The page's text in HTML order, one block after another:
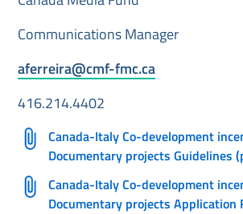
Communications Manager
aferreira@cmf-fmc.ca
416.214.4402
Canada-Italy Co-development
Documentary projects Guidelines
Canada-Italy Co-development
Documentary projects Application